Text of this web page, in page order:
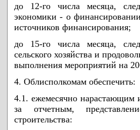
до 12-го числа месяца,
экономики - о
источников финансирования;
до 15-го числа месяца,
сельского хозяйства и
выполнения мероприятий на
4. Облисполкомам обеспечить:
4.1. ежемесячно нарастающим
за отчетным,
строительства: